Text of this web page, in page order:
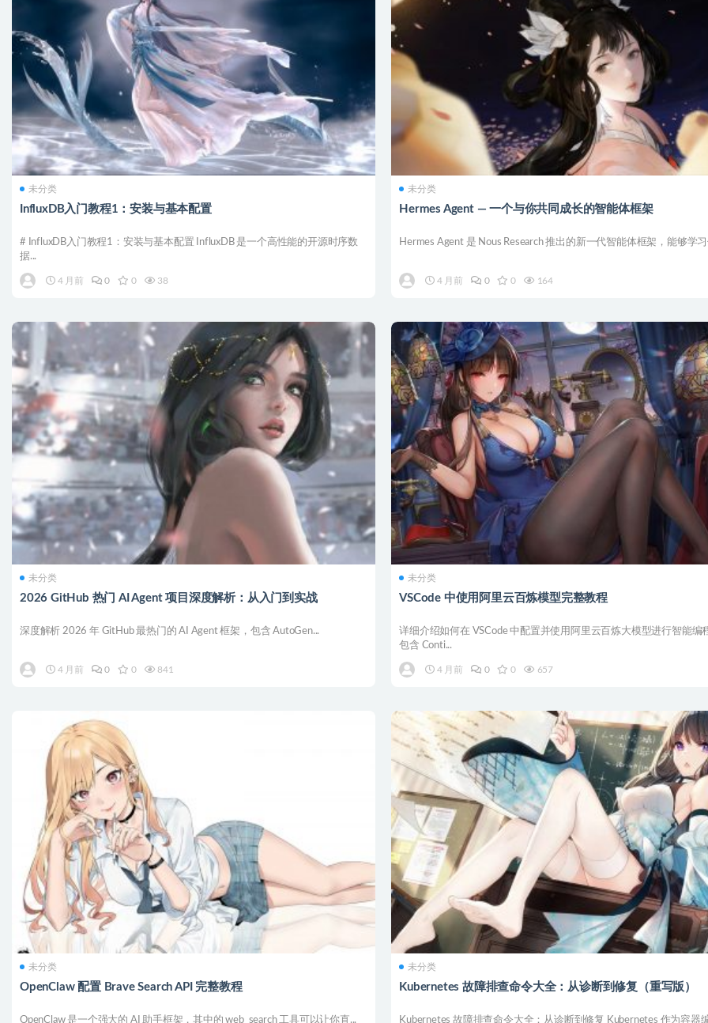
未分类
InfluxDB入门教程1：安装与基本配置
# InfluxDB入门教程1：安装与基本配置 InfluxDB 是一个高性能的开源时序数
据...
4 月前 0 0 38
未分类
Hermes Agent — 一个与你共同成长的智能体框架
Hermes Agent 是 Nous Research 推出的新一代智能体框架，能够学习
4 月前 0 0 164
未分类
2026 GitHub 热门 AI Agent 项目深度解析：从入门到实战
深度解析 2026 年 GitHub 最热门的 AI Agent 框架，包含 AutoGen...
4 月前 0 0 841
未分类
VSCode 中使用阿里云百炼模型完整教程
详细介绍如何在 VSCode 中配置并使用阿里云百炼大模型进行智能编
包含 Conti...
4 月前 0 0 657
未分类
OpenClaw 配置 Brave Search API 完整教程
OpenClaw 是一个强大的 AI 助手框架，其中的 web_search 工具可以让你直...
未分类
Kubernetes 故障排查命令大全：从诊断到修复（重写版）
Kubernetes 故障排查命令大全：从诊断到修复 Kubernetes 作为容器